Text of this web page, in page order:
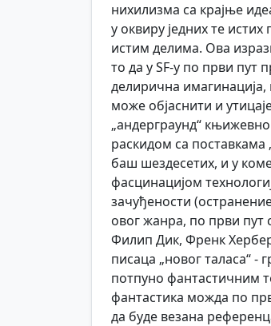
нихилизма са крајње
у оквиру једних те истих
истим делима. Ова
то да у SF-у по први пут
делирична
може објаснити и
„андерграунд“
раскидом са поставкама
баш шездесетих, и у
фасцинацијом
зачуђености
овог жанра, по први пут
Филип Дик, Френк
писаца „новог таласа“ -
потпуно фантастичним
фантастика можда по
да буде везана